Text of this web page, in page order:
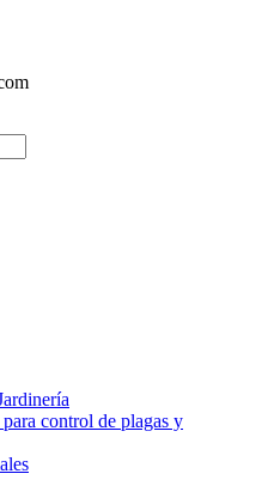
control de plagas y